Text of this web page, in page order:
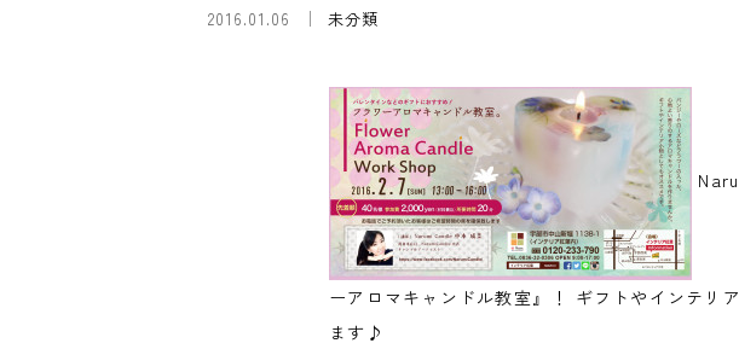
2016.01.06 未分類
ーアロマキャンドル教室』！ ギフトやインテリ
ます♪